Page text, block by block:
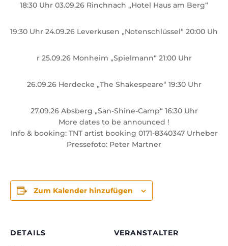
18:30 Uhr 03.09.26 Rinchnach „Hotel Haus am Berg“
19:30 Uhr 24.09.26 Leverkusen „Notenschlüssel“ 20:00 Uh
r 25.09.26 Monheim „Spielmann“ 21:00 Uhr
26.09.26 Herdecke „The Shakespeare“ 19:30 Uhr
27.09.26 Absberg „San-Shine-Camp“ 16:30 Uhr
More dates to be announced !
Info & booking: TNT artist booking 0171-8340347 Urheber
Pressefoto: Peter Martner
Zum Kalender hinzufügen
DETAILS
VERANSTALTER